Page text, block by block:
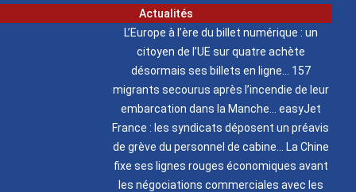
Actualités
L’Europe à l’ère du billet numérique : un
citoyen de l’UE sur quatre achète
désormais ses billets en ligne
157
migrants secourus après l’incendie de leur
embarcation dans la Manche
easyJet
France : les syndicats déposent un préavis
de grève du personnel de cabine
La Chine
fixe ses lignes rouges économiques avant
les négociations commerciales avec les